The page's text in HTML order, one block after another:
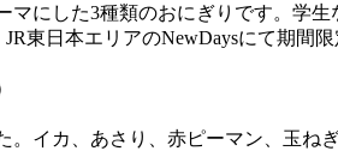
にした3種類のおにぎりです。学
東日本エリアのNewDaysにて期間限
イカ、あさり、赤ピーマン、玉